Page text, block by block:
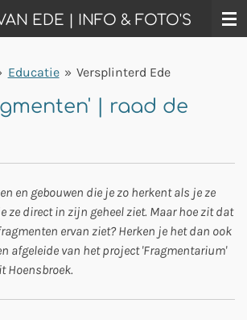
EDE | INFO & FOTO'S
Educatie » Versplinterd Ede
| raad de
en gebouwen die je zo herkent als je ze
ze direct in zijn geheel ziet. Maar hoe zit dat
ervan ziet? Herken je het dan ook
afgeleide van het project 'Fragmentarium'
Hoensbroek.